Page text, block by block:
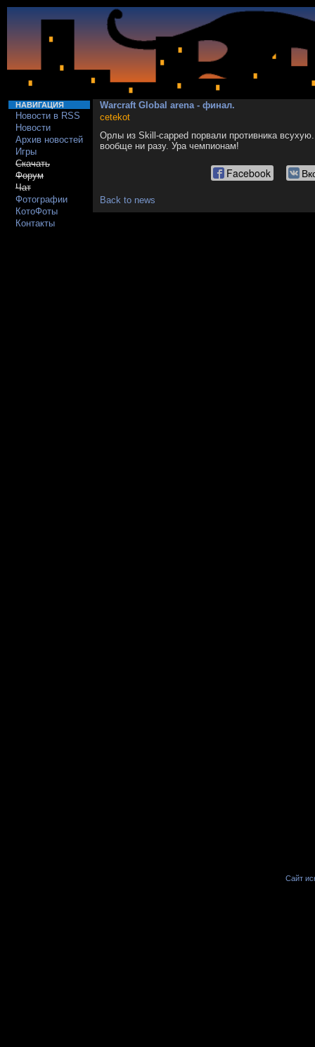
НАВИГАЦИЯ
Новости в RSS
Новости
Архив новостей
Игры
Скачать
Форум
Чат
Фотографии
КотоФоты
Контакты
Warcraft Global arena - финал.
cetekot
Орлы из Skill-capped порвали противника
вообще ни разу. Ура чемпионам!
Facebook
Back to news
Сайт